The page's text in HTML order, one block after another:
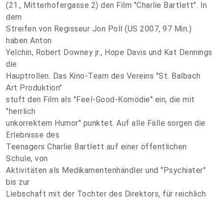
(21., Mitterhofergasse 2) den Film "Charlie Bartlett". In
dem
Streifen von Regisseur Jon Poll (US 2007, 97 Min.)
haben Anton
Yelchin, Robert Downey jr., Hope Davis und Kat Dennings
die
Hauptrollen. Das Kino-Team des Vereins "St. Balbach
Art Produktion"
stuft den Film als "Feel-Good-Komödie" ein, die mit
"herrlich
unkorrektem Humor" punktet. Auf alle Fälle sorgen die
Erlebnisse des
Teenagers Charlie Bartlett auf einer öffentlichen
Schule, von
Aktivitäten als Medikamentenhändler und "Psychiater"
bis zur
Liebschaft mit der Tochter des Direktors, für reichlich